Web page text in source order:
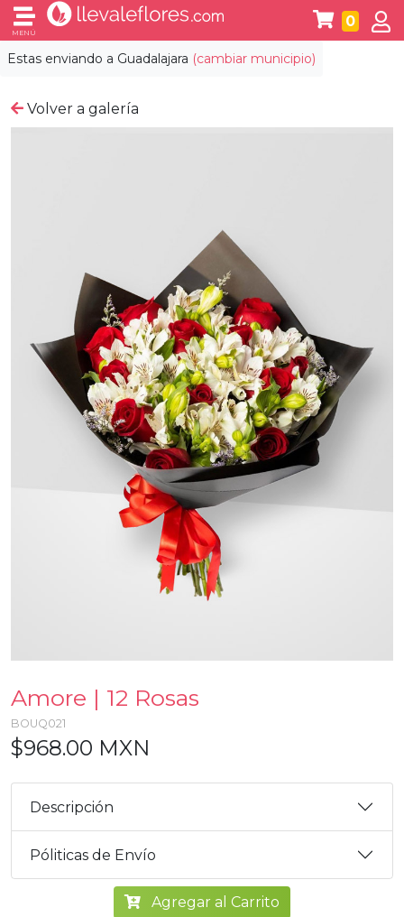
Estas enviando a Guadalajara (cambiar municipio)
MENÚ
0
Volver a galería
Amore | 12 Rosas
BOUQ021
$968.00 MXN
Descripción
Póliticas de Envío
Agregar al Carrito